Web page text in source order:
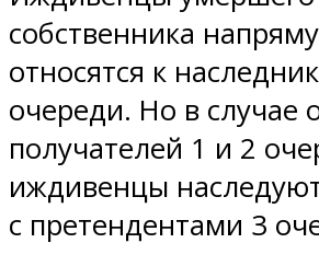
собственника
относятся к
очереди. Но в случае
получателей 1 и 2
иждивенцы
с претендентами 3